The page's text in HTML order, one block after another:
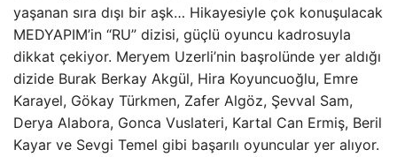
yaşanan sıra dışı bir aşk… Hikayesiyle çok konuşulacak
MEDYAPIM’in “RU” dizisi, güçlü oyuncu kadrosuyla
dikkat çekiyor. Meryem Uzerli’nin başrolünde yer aldığı
dizide Burak Berkay Akgül, Hira Koyuncuoğlu, Emre
Karayel, Gökay Türkmen, Zafer Algöz, Şevval Sam,
Derya Alabora, Gonca Vuslateri, Kartal Can Ermiş, Beril
Kayar ve Sevgi Temel gibi başarılı oyuncular yer alıyor.